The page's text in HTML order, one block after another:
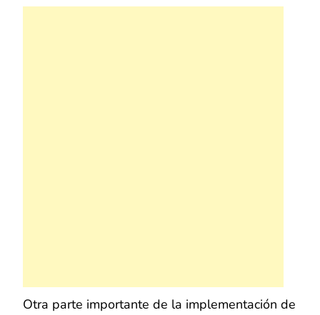
Otra parte importante de la implementación de